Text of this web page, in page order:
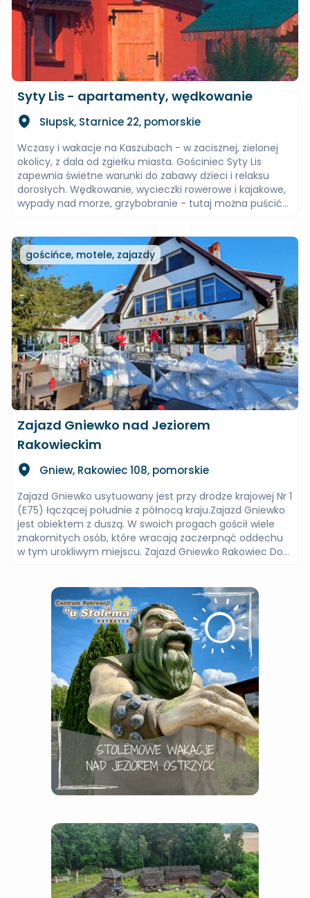
Syty Lis - apartamenty, wędkowanie
Słupsk, Starnice 22, pomorskie
Wczasy i wakacje na Kaszubach - w zacisznej, zielonej
okolicy, z dala od zgiełku miasta. Gościniec Syty Lis
zapewnia świetne warunki do zabawy dzieci i relaksu
dorosłych. Wędkowanie, wycieczki rowerowe i kajakowe,
wypady nad morze, grzybobranie - tutaj można puścić...
gościńce, motele, zajazdy
Zajazd Gniewko nad Jeziorem
Rakowieckim
Gniew, Rakowiec 108, pomorskie
Zajazd Gniewko usytuowany jest przy drodze krajowej Nr 1
(E75) łączącej południe z północą kraju.Zajazd Gniewko
jest obiektem z duszą. W swoich progach gościł wiele
znakomitych osób, które wracają zaczerpnąć oddechu
w tym urokliwym miejscu. Zajazd Gniewko Rakowiec Do...